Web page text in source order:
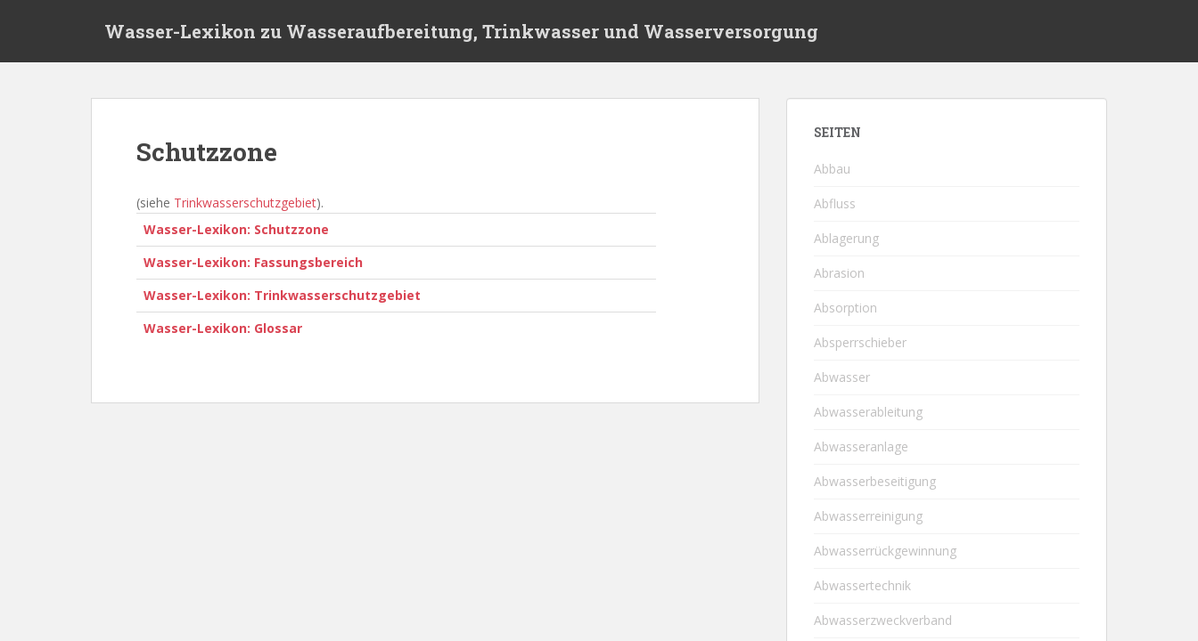
Wasser-Lexikon zu Wasseraufbereitung, Trinkwasser und Wasserversorgung
Schutzzone
(siehe Trinkwasserschutzgebiet).
Wasser-Lexikon: Schutzzone
Wasser-Lexikon: Fassungsbereich
Wasser-Lexikon: Trinkwasserschutzgebiet
Wasser-Lexikon: Glossar
SEITEN
Abbau
Abfluss
Ablagerung
Abrasion
Absorption
Absperrschieber
Abwasser
Abwasserableitung
Abwasseranlage
Abwasserbeseitigung
Abwasserreinigung
Abwasserrückgewinnung
Abwassertechnik
Abwasserzweckverband